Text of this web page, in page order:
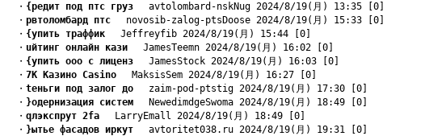
・ {редит под птс груз avtolombard-nskNug 2024/8/19(月) 13:35 [0]
・ pвтоломбард птс novosib-zalog-ptsDoose 2024/8/19(月) 15:33 [0]
・ {упить траффик Jeffreyfib 2024/8/19(月) 15:44 [0]
・ uйтинг онлайн кази JamesTeemn 2024/8/19(月) 16:02 [0]
・ {упить ооо с лиценз JamesStock 2024/8/19(月) 16:03 [0]
・ 7K Казино Casino MaksisSem 2024/8/19(月) 16:27 [0]
・ tеньги под залог до zaim-pod-ptstig 2024/8/19(月) 17:30 [0]
・ }одернизация систем NewedimdgeSwoma 2024/8/19(月) 18:49 [0]
・ qлэкспрут 2fa LarryEmall 2024/8/19(月) 18:49 [0]
・ }ытье фасадов иркут avtoritet038.ru 2024/8/19(月) 19:31 [0]